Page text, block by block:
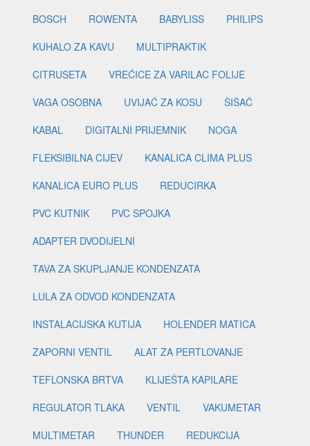
BOSCH
ROWENTA BABYLISS
PHILIPS
KUHALO ZA KAVU
MULTIPRAKTIK
CITRUSETA
VREĆICE ZA VARILAC FOLIJE
VAGA OSOBNA
UVIJAČ ZA KOSU
ŠIŠAČ
KABAL
DIGITALNI PRIJEMNIK
NOGA
FLEKSIBILNA CIJEV
KANALICA CLIMA PLUS
KANALICA EURO PLUS
REDUCIRKA
PVC KUTNIK
PVC SPOJKA
ADAPTER DVODIJELNI
TAVA ZA SKUPLJANJE KONDENZATA
LULA ZA ODVOD KONDENZATA
INSTALACIJSKA KUTIJA
HOLENDER MATICA
ZAPORNI VENTIL
ALAT ZA PERTLOVANJE
TEFLONSKA BRTVA
KLIJEŠTA KAPILARE
REGULATOR TLAKA
VENTIL
VAKUMETAR
MULTIMETAR
THUNDER
REDUKCIJA